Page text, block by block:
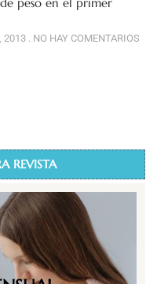
2013 NO HAY COMENTARIOS
REVISTA